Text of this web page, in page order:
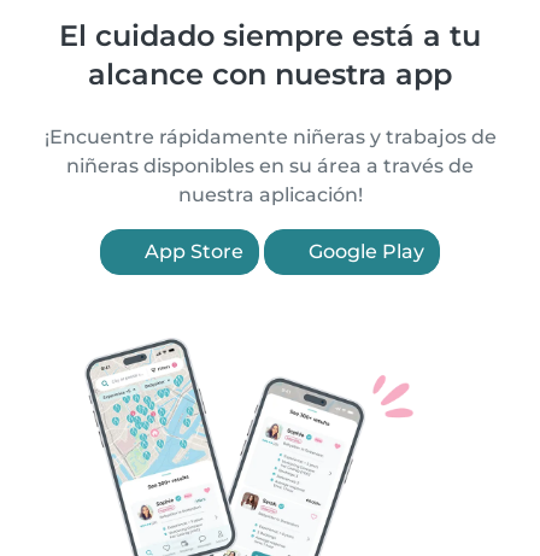
El cuidado siempre está a tu
alcance con nuestra app
¡Encuentre rápidamente niñeras y trabajos de
niñeras disponibles en su área a través de
nuestra aplicación!
App Store Google Play